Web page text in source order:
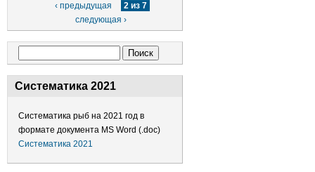
‹ предыдущая
2 из 7
следующая ›
Систематика 2021
Систематика рыб на 2021 год в
формате документа MS Word (.doc)
Систематика 2021